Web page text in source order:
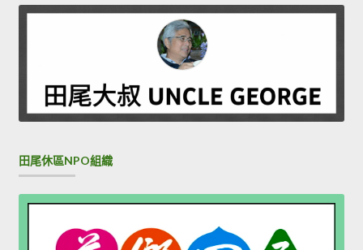
田尾休區NPO組織